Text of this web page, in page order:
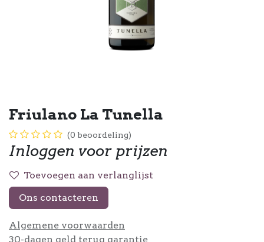
Friulano La Tunella
(0 beoordeling)
Inloggen voor prijzen
Toevoegen aan verlanglijst
Ons contacteren
Algemene voorwaarden
30-dagen geld terug garantie